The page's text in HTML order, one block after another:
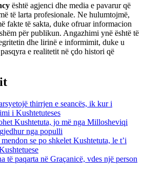
është agjenci dhe media e pavarur që
të larta profesionale. Ne hulumtojmë,
fakte të sakta, duke ofruar informacion
për publikun. Angazhimi ynë është të
dhe lirinë e informimit, duke u
e realitetit në çdo histori që
thirrjen e seancës, ik kur i
i Kushtetuteses
Kushtetuta, jo më nga Millosheviqi
nga populli
se po shkelet Kushtetuta, le t’i
të paqarta në Graçanicë, vdes një person